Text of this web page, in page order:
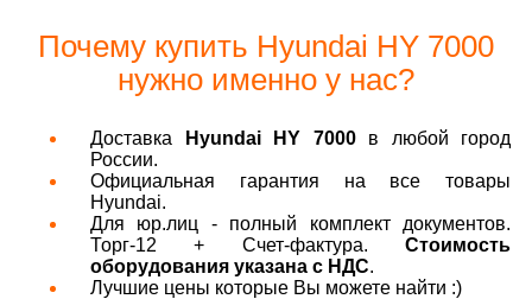
Почему купить Hyundai HY 7000
нужно именно у нас?
Доставка Hyundai HY 7000в любой город
России.
Официальная гарантия на все товары
Hyundai.
Для юр.лиц - полный комплект документов.
Торг-12 + Счет-фактура. Стоимость
оборудования указана с НДС.
Лучшие цены которые Вы можете найти :)